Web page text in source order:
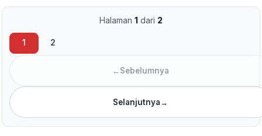
Halaman 1 dari 2
←Sebelumnya
1 2
Selanjutnya→